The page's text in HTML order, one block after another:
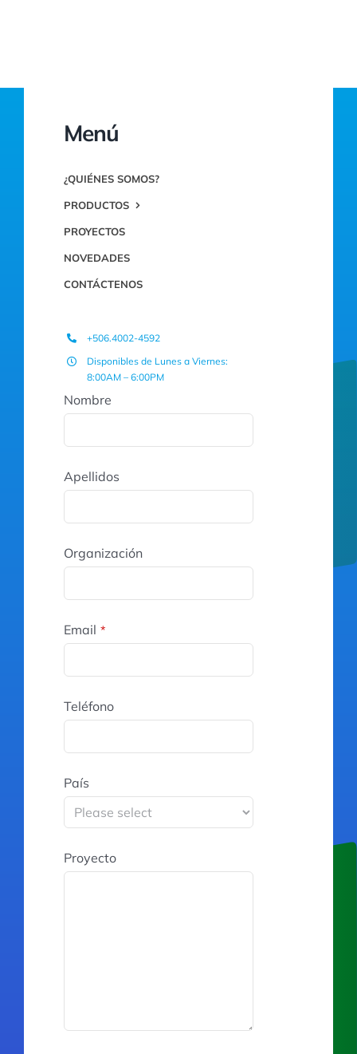
Menú
¿QUIÉNES SOMOS?
PRODUCTOS
PROYECTOS
NOVEDADES
CONTÁCTENOS
+506.4002-4592
Disponibles de Lunes a Viernes:
8:00AM – 6:00PM
Nombre
Apellidos
Organización
Email *
Teléfono
País
Proyecto